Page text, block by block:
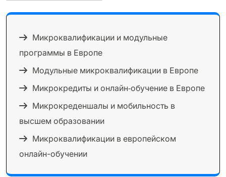
Микроквалификации и модульные
программы в Европе
Модульные микроквалификации в Европе
Микрокредиты и онлайн‑обучение в Европе
Микрокреденшалы и мобильность в
высшем образовании
Микроквалификации в европейском
онлайн-обучении